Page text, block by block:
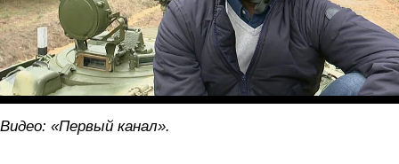
Видео: «Первый канал».